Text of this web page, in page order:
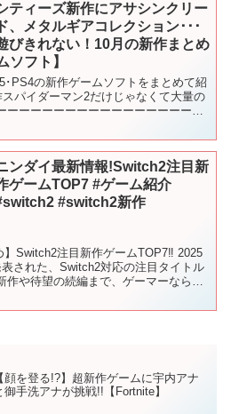
ティーズ新作にアサシンクリー
ド、メタルギアコレクション･･･
びきれない！10月の新作まとめ
ソフト】
･PS4の新作ゲームソフトをまとめて紹
パイダーマン2だけじゃなくて大量の
ーーーーーーーーーーーーーーーーー
ンダイ最新情報!Switch2注目新
ゲームTOP7 #ゲーム紹介
#switch2新作
Switch2注目新作ゲームTOP7‼️ 2025
された、Switch2対応の注目タイトル
作や待望の続編まで、ゲーマーなら見
【顔を登る!?】超新作ゲームに宇内アナ
御手洗アナが挑戦!!【Fortnite】